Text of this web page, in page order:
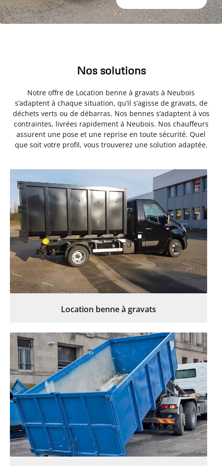
Nos solutions
Notre offre de Location benne à gravats à Neubois
s’adaptent à chaque situation, qu’il s’agisse de gravats, de
déchets verts ou de débarras. Nos bennes s’adaptent à vos
contraintes, livrées rapidement à Neubois. Nos chauffeurs
assurent une pose et une reprise en toute sécurité. Quel
que soit votre profil, vous trouverez une solution adaptée.
Location benne à gravats